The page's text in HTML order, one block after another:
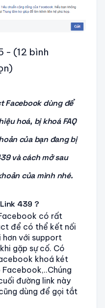
- (12 bình
Facebook dùng để
hoá, bị khoá FAQ
của bạn đang bị
và cách mở sau
của mình nhé.
439 ?
có rất
để có thể kết nối
hơn với support
gặp sự cố. Có
khoá két
đường link này
dùng để gọi tắt